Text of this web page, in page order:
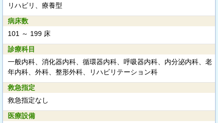
リハビリ、療養型
病床数
101 ～ 199 床
診療科目
一般内科、消化器内科、循環器内科、呼吸器内科、内分泌内科、老
年内科、外科、整形外科、リハビリテーション科
救急指定
救急指定なし
医療設備